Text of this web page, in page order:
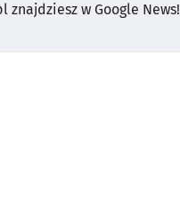
znajdziesz w Google News!